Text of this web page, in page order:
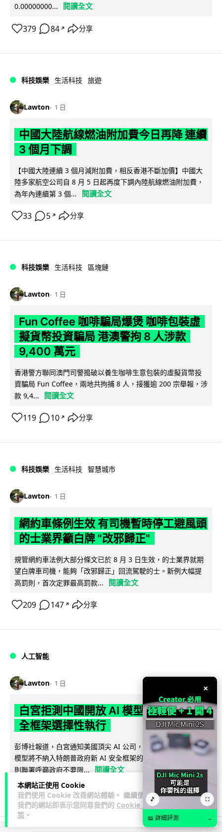
本網站正使用 Cookie
我們使用 Cookie 改善網站體驗。 繼續使用
我們的網站即表示您同意我們的 Cookie 政
策 。
0.00000000...
閱讀全文
379 84 ↗ 分享
科技娛樂 生活科技 旅遊
Lawton 1 日
中國大陸航線燃油附加費今日再降 連續
3 個月下調
【中國大陸連續 3 個月減附加費，相反香港不斷加價】中國大
陸多家航空公司自 8 月 5 日起再度下調內陸航線燃油附加費，
為年內連續第 3 個...
閱讀全文
33 5 ↗ 分享
科技娛樂 生活科技 區塊鏈
Lawton 1 日
Fun Coffee 咖啡騙局爆煲 咖啡包裝虛
擬貨幣投資騙局 港澳警拘 8 人涉款
9,400 萬元
香港警方聯同澳門司警搗破以養生咖啡生意包裝的虛擬貨幣投
資騙局 Fun Coffee，兩地共拘捕 8 人，接獲逾 200 宗舉報，涉
款 9,4...
閱讀全文
119 10 ↗ 分享
科技娛樂 生活科技 智慧城市
Lawton 1 日
網約車條例生效 有司機暫時停工避風頭
的士業界籲白牌 "改邪歸正"
規管網約車法例大部分條文已於 8 月 3 日生效，的士業界就期
望白牌車司機，能夠「改邪歸正」回流駕駛的士。新例大幅提
高罰則，首次定罪最高罰款...
閱讀全文
209 147 ↗ 分享
人工智能
Lawton 1 日
白宮拒測中國開放 AI 模型 業界質疑安
全框架選擇性執行
彭博社報道，白宮通知美國頂尖 AI 公司，中國開發的開放權重
模型將不納入特朗普政府新 AI 安全框架的測試範圍。美國業界
則聯署呼籲政府不要限...
閱讀全文
44 21 分享
×
🎵 ⛶
📖 詳細評測 →